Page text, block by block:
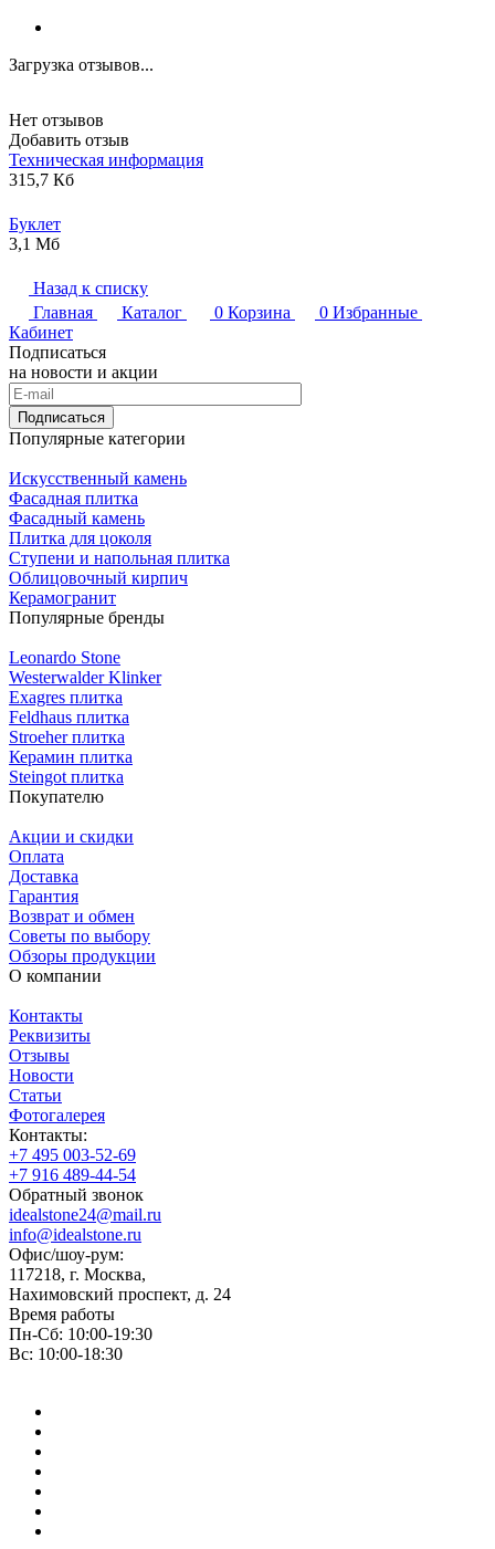
Загрузка отзывов...
Нет отзывов
Добавить отзыв
Техническая информация
315,7 Кб
Буклет
3,1 Мб
Назад к списку
Главная
Каталог 0 Корзина 0 Избранные
Кабинет
Подписаться
на новости и акции
Подписаться
Популярные категории
Искусственный камень
Фасадная плитка
Фасадный камень
Плитка для цоколя
Ступени и напольная плитка
Облицовочный кирпич
Керамогранит
Популярные бренды
Leonardo Stone
Westerwalder Klinker
Exagres плитка
Feldhaus плитка
Stroeher плитка
Керамин плитка
Steingot плитка
Покупателю
Акции и скидки
Оплата
Доставка
Гарантия
Возврат и обмен
Советы по выбору
Обзоры продукции
О компании
Контакты
Реквизиты
Отзывы
Новости
Статьи
Фотогалерея
Контакты:
+7 495 003-52-69
+7 916 489-44-54
Обратный звонок
idealstone24@mail.ru
info@idealstone.ru
Офис/шоу-рум:
117218, г. Москва,
Нахимовский проспект, д. 24
Время работы
Пн-Сб: 10:00-19:30
Вс: 10:00-18:30